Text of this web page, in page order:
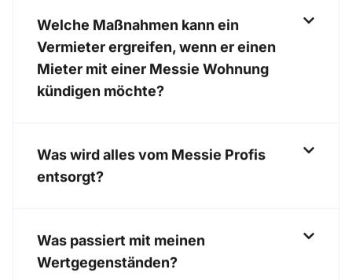
Welche Maßnahmen kann ein
Vermieter ergreifen, wenn er einen
Mieter mit einer Messie Wohnung
kündigen möchte?
Was wird alles vom Messie Profis
entsorgt?
Was passiert mit meinen
Wertgegenständen?